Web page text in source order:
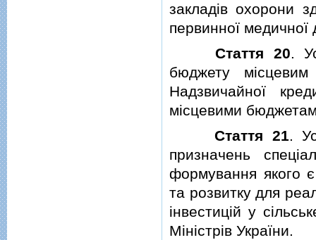
закладiв охорони
первинної
Стаття 20.
бюджету
Надзвичайної
мiсцевими
Стаття 21.
призначень
формування якого
та розвитку для
iнвестицiй у
Мiнiстрiв України.